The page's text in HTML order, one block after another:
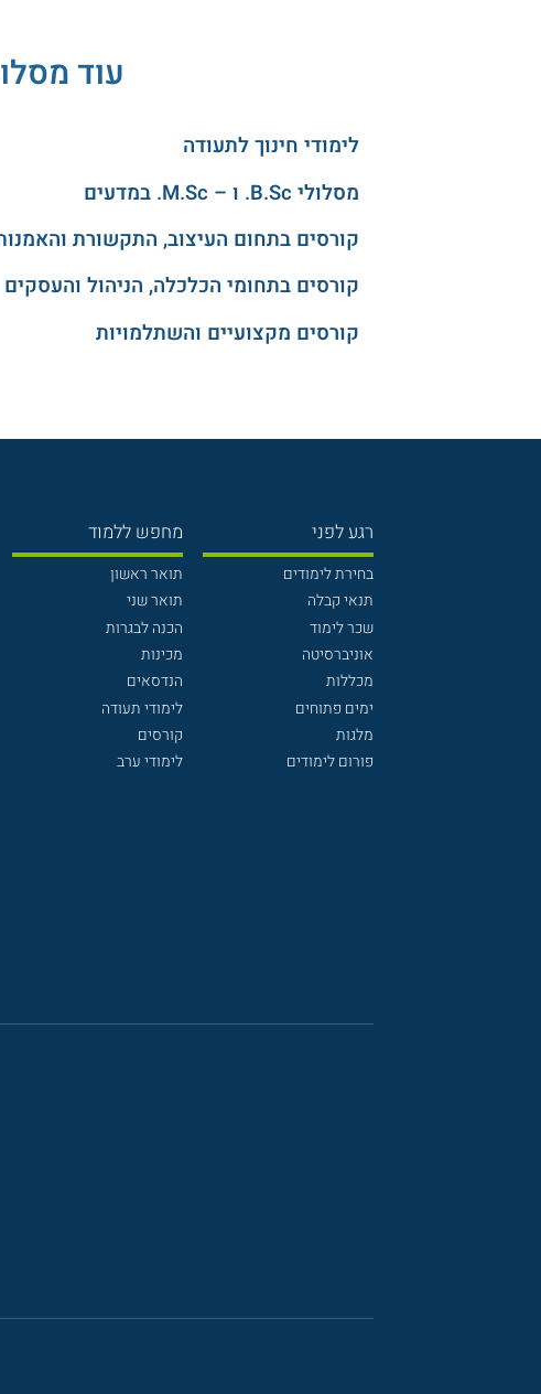
עוד
לימודי חינוך לתעודה
מסלולי B.Sc. ו – M.Sc. במדעים
קורסים בתחום העיצוב, התקשורת
קורסים בתחומי הכלכלה, הניהול והעסקים
קורסים מקצועיים והשתלמויות
רגע לפני
בחירת לימודים
תנאי קבלה
שכר לימוד
אוניברסיטה
מכללות
ימים פתוחים
מלגות
פורום לימודים
מחפש ללמוד
תואר ראשון
תואר שני
הכנה לבגרות
מכינות
הנדסאים
לימודי תעודה
קורסים
לימודי ערב